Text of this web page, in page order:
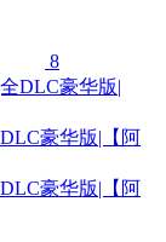
8
豪华版|【阿
豪华版|【阿